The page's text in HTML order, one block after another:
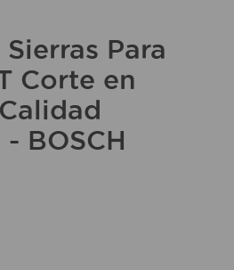
Para
Corte en
BOSCH